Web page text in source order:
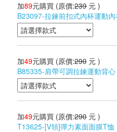
加89元購買 (原價:239 元 )
B23097-拉鍊前扣式內杯運動
加49元購買 (原價:290 元 )
B85335-肩帶可調拉鍊運動背心
加49元購買 (原價:290 元 )
T13625-[V領]彈力素面面膜T恤